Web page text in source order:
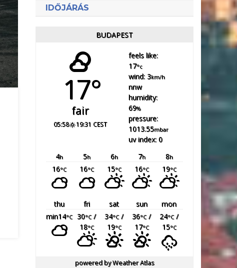
IDŐJÁRÁS
BUDAPEST
17°
fair
05:58 19:31 CEST
feels like:
17°c
wind: 3km/h
nnw
humidity:
69%
pressure:
1013.55mbar
uv index: 0
4h 5h 6h 7h 8h
16°C 16°C 15°C 16°C 19°C
thu fri sat sun
mon
min14°C 30°C/
18°C
34°C/
19°C
36°C/
17°C
24°C/
15°C
powered byWeather Atlas